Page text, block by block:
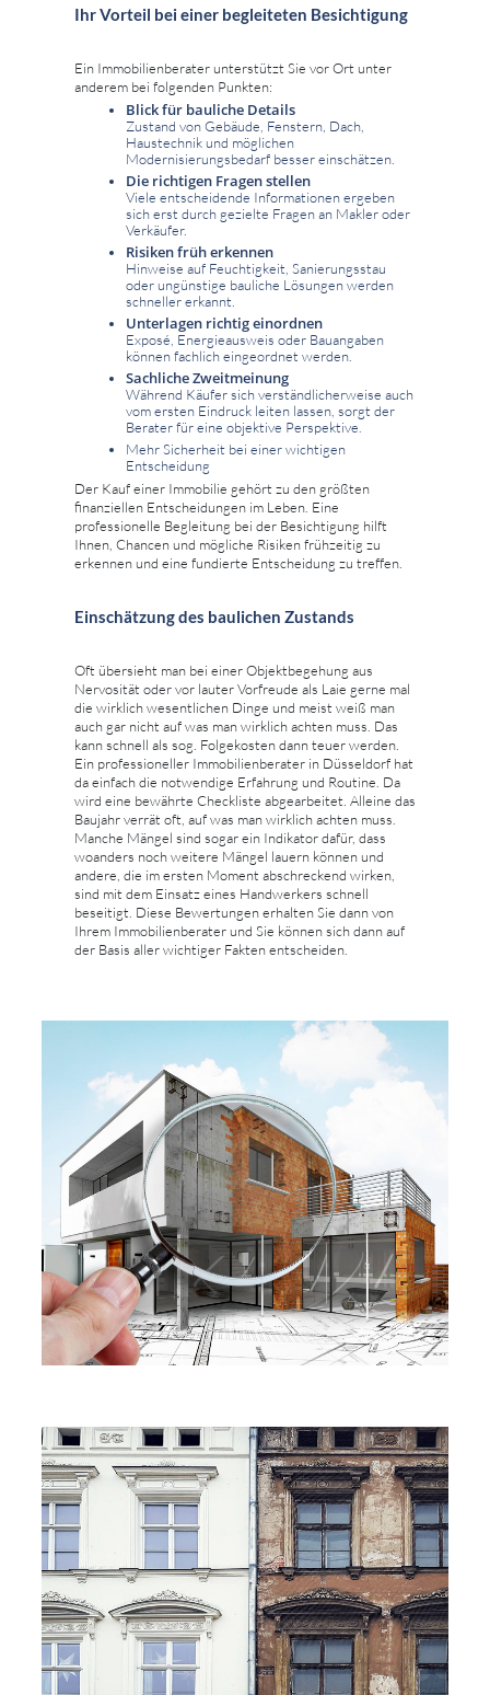
Ihr Vorteil bei einer begleiteten Besichtigung
Ein Immobilienberater unterstützt Sie vor Ort unter
anderem bei folgenden Punkten:
Blick für bauliche Details
Zustand von Gebäude, Fenstern, Dach,
Haustechnik und möglichen
Modernisierungsbedarf besser einschätzen.
Die richtigen Fragen stellen
Viele entscheidende Informationen ergeben
sich erst durch gezielte Fragen an Makler oder
Verkäufer.
Risiken früh erkennen
Hinweise auf Feuchtigkeit, Sanierungsstau
oder ungünstige bauliche Lösungen werden
schneller erkannt.
Unterlagen richtig einordnen
Exposé, Energieausweis oder Bauangaben
können fachlich eingeordnet werden.
Sachliche Zweitmeinung
Während Käufer sich verständlicherweise auch
vom ersten Eindruck leiten lassen, sorgt der
Berater für eine objektive Perspektive.
Mehr Sicherheit bei einer wichtigen
Entscheidung
Der Kauf einer Immobilie gehört zu den größten
finanziellen Entscheidungen im Leben. Eine
professionelle Begleitung bei der Besichtigung hilft
Ihnen, Chancen und mögliche Risiken frühzeitig zu
erkennen und eine fundierte Entscheidung zu treffen.
Einschätzung des baulichen Zustands
Oft übersieht man bei einer Objektbegehung aus
Nervosität oder vor lauter Vorfreude als Laie gerne mal
die wirklich wesentlichen Dinge und meist weiß man
auch gar nicht auf was man wirklich achten muss. Das
kann schnell als sog. Folgekosten dann teuer werden.
Ein professioneller Immobilienberater in Düsseldorf hat
da einfach die notwendige Erfahrung und Routine. Da
wird eine bewährte Checkliste abgearbeitet. Alleine das
Baujahr verrät oft, auf was man wirklich achten muss.
Manche Mängel sind sogar ein Indikator dafür, dass
woanders noch weitere Mängel lauern können und
andere, die im ersten Moment abschreckend wirken,
sind mit dem Einsatz eines Handwerkers schnell
beseitigt. Diese Bewertungen erhalten Sie dann von
Ihrem Immobilienberater und Sie können sich dann auf
der Basis aller wichtiger Fakten entscheiden.